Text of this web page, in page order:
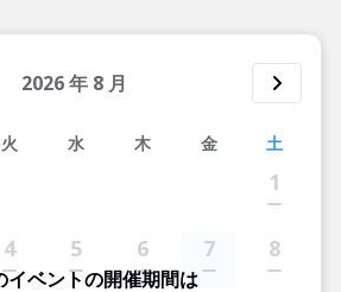
2026年 8 月
火 水 木 金 土
1
4 5 6 7 8
イベントの開催期間は